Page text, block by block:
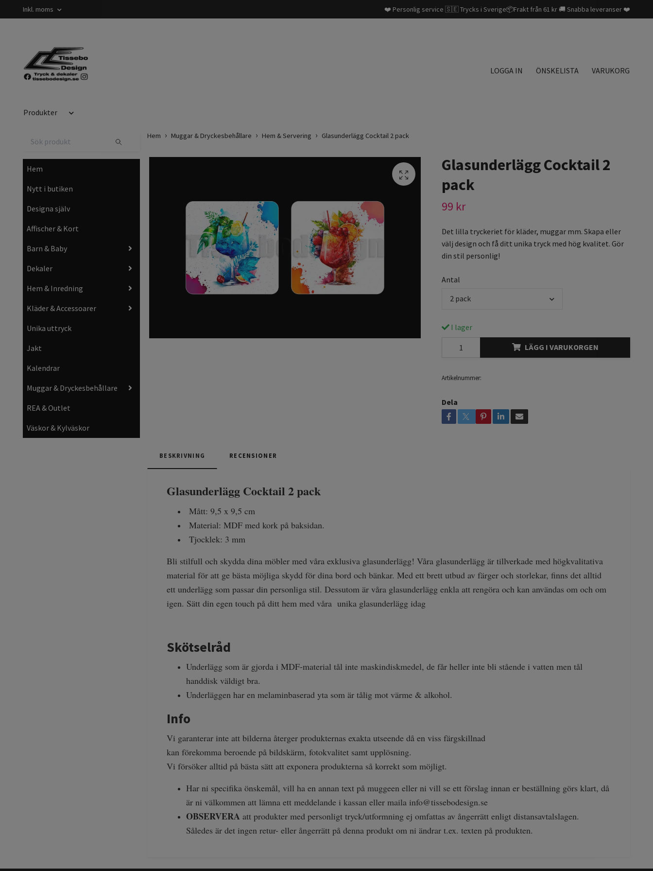
Inkl. moms ❤️ Personlig service 🇸🇪 Trycks i Sverige📦Frakt från 61 kr 🚚 Snabba leveranser ❤️
LOGGA IN ÖNSKELISTA VARUKORG
Produkter
Hem
Nytt i butiken
Designa själv
Affischer & Kort
Barn & Baby
Dekaler
Hem & Inredning
Kläder & Accessoarer
Unika uttryck
Jakt
Kalendrar
Muggar & Dryckesbehållare
REA & Outlet
Väskor & Kylväskor
Hem Muggar & Dryckesbehållare Hem & Servering Glasunderlägg Cocktail 2 pack
Glasunderlägg Cocktail 2
pack
99 kr
Det lilla tryckeriet för kläder, muggar mm. Skapa eller
välj design och få ditt unika tryck med hög kvalitet. Gör
din stil personlig!
Antal
2 pack
I lager
LÄGG I VARUKORGEN
Artikelnummer:
Dela
BESKRIVNING RECENSIONER
Glasunderlägg Cocktail 2 pack
Mått: 9,5 x 9,5 cm
Material: MDF med kork på baksidan.
Tjocklek: 3 mm
Bli stilfull och skydda dina möbler med våra exklusiva glasunderlägg! Våra glasunderlägg är tillverkade med högkvalitativa
material för att ge bästa möjliga skydd för dina bord och bänkar. Med ett brett utbud av färger och storlekar, finns det alltid
ett underlägg som passar din personliga stil. Dessutom är våra glasunderlägg enkla att rengöra och kan användas om och om
igen. Sätt din egen touch på ditt hem med våra unika glasunderlägg idag
Skötselråd
Underlägg som är gjorda i MDF-material tål inte maskindiskmedel, de får heller inte bli stående i vatten men tål
handdisk väldigt bra.
Underläggen har en melaminbaserad yta som är tålig mot värme & alkohol.
Info
Vi garanterar inte att bilderna återger produkternas exakta utseende då en viss färgskillnad
kan förekomma beroende på bildskärm, fotokvalitet samt upplösning.
Vi försöker alltid på bästa sätt att exponera produkterna så korrekt som möjligt.
Har ni specifika önskemål, vill ha en annan text på muggeen eller ni vill se ett förslag innan er beställning görs klart, då
är ni välkommen att lämna ett meddelande i kassan eller maila info@tissebodesign.se
OBSERVERA att produkter med personligt tryck/utformning ej omfattas av ångerrätt enligt distansavtalslagen.
Således är det ingen retur- eller ångerrätt på denna produkt om ni ändrar t.ex. texten på produkten.